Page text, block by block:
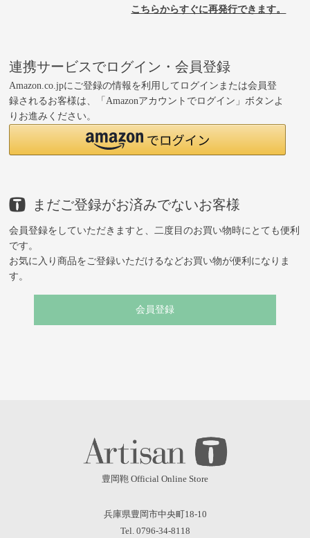
こちらからすぐに再発行できます。
連携サービスでログイン・会員登録
Amazon.co.jpにご登録の情報を利用してログインまたは会員登
録されるお客様は、「Amazonアカウントでログイン」ボタンよ
りお進みください。
まだご登録がお済みでないお客様
会員登録をしていただきますと、二度目のお買い物時にとても便利
です。
お気に入り商品をご登録いただけるなどお買い物が便利になりま
す。
会員登録
豊岡鞄 Official Online Store
兵庫県豊岡市中央町18-10
Tel. 0796-34-8118